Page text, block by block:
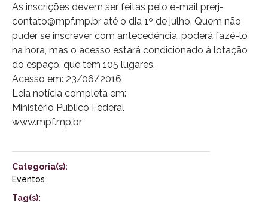
As inscrições devem ser feitas pelo e-mail prerj-
contato@mpf.mp.br até o dia 1º de julho. Quem não
puder se inscrever com antecedência, poderá fazê-lo
na hora, mas o acesso estará condicionado à lotação
do espaço, que tem 105 lugares.
Acesso em: 23/06/2016
Leia notícia completa em:
Ministério Público Federal
www.mpf.mp.br
Categoria(s):
Eventos
Tag(s):